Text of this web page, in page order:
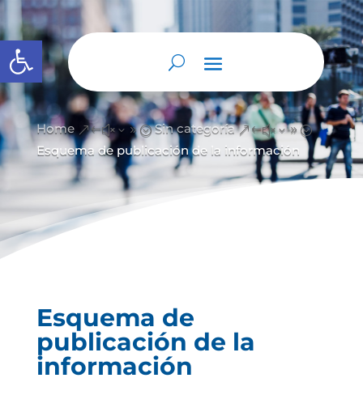
Abrir barra de herramientas
Home &#x39; Sin categoría &#x39;
Esquema de publicación de la información
Esquema de
publicación de la
información